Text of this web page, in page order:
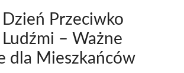
Przeciwko
– Ważne
dla Mieszkańców